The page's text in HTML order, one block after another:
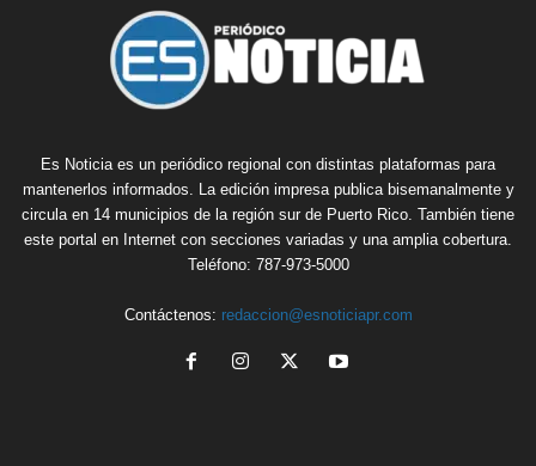
Es Noticia es un periódico regional con distintas plataformas para
mantenerlos informados. La edición impresa publica bisemanalmente y
circula en 14 municipios de la región sur de Puerto Rico. También tiene
este portal en Internet con secciones variadas y una amplia cobertura.
Teléfono: 787-973-5000
Contáctenos: redaccion@esnoticiapr.com